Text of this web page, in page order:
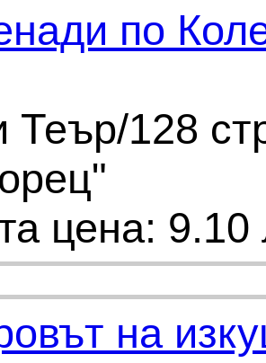
по
Теър/128
цена: 9.10
на